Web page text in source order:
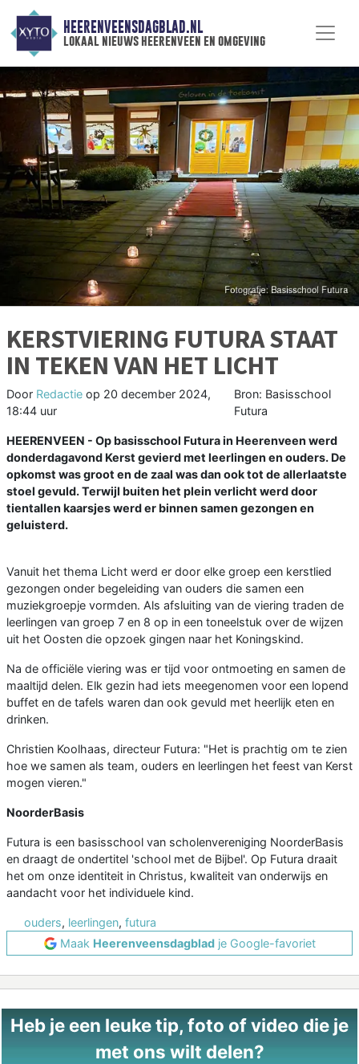
HEERENVEENSDAGBLAD.NL
lokaal nieuws heerenveen en omgeving
KERSTVIERING FUTURA STAAT
IN TEKEN VAN HET LICHT
Door Redactie op 20 december 2024,
18:44 uur
Bron: Basisschool
Futura
HEERENVEEN - Op basisschool Futura in Heerenveen werd
donderdagavond Kerst gevierd met leerlingen en ouders. De
opkomst was groot en de zaal was dan ook tot de allerlaatste
stoel gevuld. Terwijl buiten het plein verlicht werd door
tientallen kaarsjes werd er binnen samen gezongen en
geluisterd.
Vanuit het thema Licht werd er door elke groep een kerstlied
gezongen onder begeleiding van ouders die samen een
muziekgroepje vormden. Als afsluiting van de viering traden de
leerlingen van groep 7 en 8 op in een toneelstuk over de wijzen
uit het Oosten die opzoek gingen naar het Koningskind.
Na de officiële viering was er tijd voor ontmoeting en samen de
maaltijd delen. Elk gezin had iets meegenomen voor een lopend
buffet en de tafels waren dan ook gevuld met heerlijk eten en
drinken.
Christien Koolhaas, directeur Futura: "Het is prachtig om te zien
hoe we samen als team, ouders en leerlingen het feest van Kerst
mogen vieren."
NoorderBasis
Futura is een basisschool van scholenvereniging NoorderBasis
en draagt de ondertitel 'school met de Bijbel'. Op Futura draait
het om onze identiteit in Christus, kwaliteit van onderwijs en
aandacht voor het individuele kind.
ouders, leerlingen, futura
Maak Heerenveensdagbladje Google-favoriet
Heb je een leuke tip, foto of video die je
met ons wilt delen?